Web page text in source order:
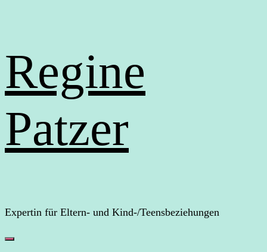
Regine
Patzer
Expertin für Eltern- und Kind-/Teensbeziehungen